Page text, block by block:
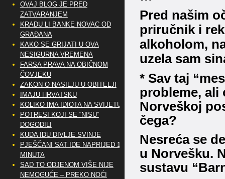
Pred našim
priručnik i
alkoholom,
uzela sam
* Sav taj
probleme, ali
Norveškoj
čega?
Nesreća se
u Norvešku.
sustavu
OVAJ BLOG JE PRED
ZATVARANJEM
KRADU LI BANKE NOVAC OD
GRAĐANA
KAKO SE GRIJATI U OVA
NESIGURNA VREMENA
FARSA PRAVA NA OBIČNOM
ČOVJEKU
ZAKON O NASILJU U OBITELJI
IMAJU HRVATSKU
KOLIKO IMA IDIOTA NA SVIJETU?
POTRESI KOJI SE “NISU”
DOGODILI
KUDA IDU DIVLJE SVINJE
PJEŠČANI SAT IDE NAPRIJED 10
MINUTA
SAD TO ODJENOM VIŠE NIJE
NEMOGUĆE – PREKO NOĆI